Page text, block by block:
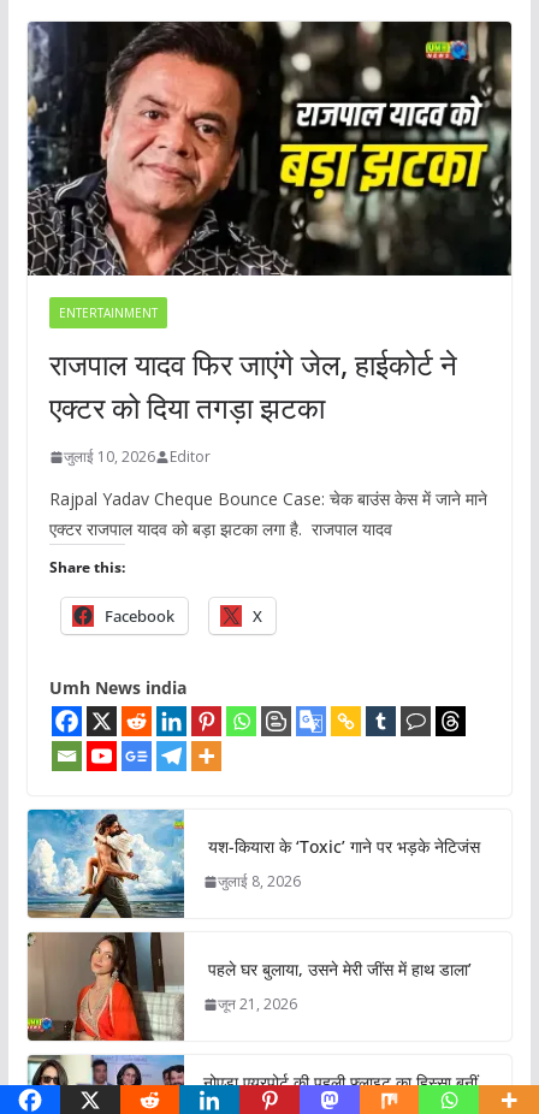
ENTERTAINMENT
राजपाल यादव फिर जाएंगे जेल, हाईकोर्ट ने
एक्टर को दिया तगड़ा झटका
जुलाई 10, 2026 Editor
Rajpal Yadav Cheque Bounce Case: चेक बाउंस केस में जाने माने
एक्टर राजपाल यादव को बड़ा झटका लगा है. राजपाल यादव
Share this:
Facebook X
Umh News india
यश-कियारा के ‘Toxic’ गाने पर भड़के नेटिजंस
जुलाई 8, 2026
पहले घर बुलाया, उसने मेरी जींस में हाथ डाला’
जून 21, 2026
नोएडा एयरपोर्ट की पहली फ्लाइट का हिस्सा बनीं
गुल पनाग